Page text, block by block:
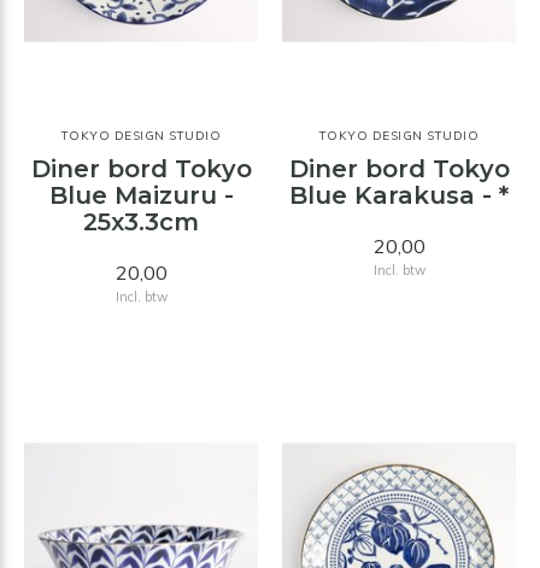
TOKYO DESIGN STUDIO
Diner bord Tokyo
Blue Maizuru -
25x3.3cm
20,00
Incl. btw
TOKYO DESIGN STUDIO
Diner bord Tokyo
Blue Karakusa - *
20,00
Incl. btw